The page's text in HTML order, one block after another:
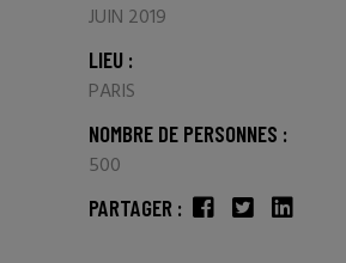
JUIN 2019
LIEU :
PARIS
NOMBRE DE PERSONNES :
500
PARTAGER :